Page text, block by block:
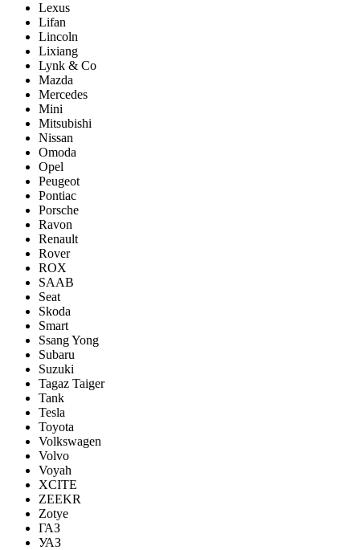
Lexus
Lifan
Lincoln
Lixiang
Lynk & Co
Mazda
Mercedes
Mini
Mitsubishi
Nissan
Omoda
Opel
Peugeot
Pontiac
Porsсhe
Ravon
Renault
Rover
ROX
SAAB
Seat
Skoda
Smart
Ssang Yong
Subaru
Suzuki
Tagaz Taiger
Tank
Tesla
Toyota
Volkswagen
Volvo
Voyah
XCITE
ZEEKR
Zotye
ГАЗ
УАЗ